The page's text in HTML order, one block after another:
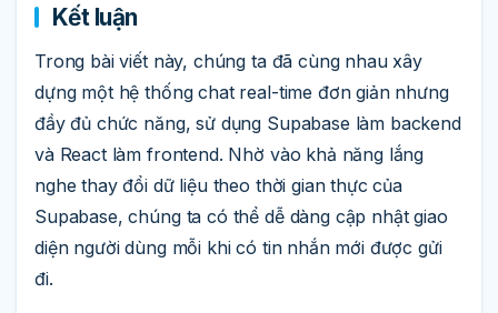
Kết luận
Trong bài viết này, chúng ta đã cùng nhau xây
dựng một hệ thống chat real-time đơn giản nhưng
đầy đủ chức năng, sử dụng Supabase làm backend
và React làm frontend. Nhờ vào khả năng lắng
nghe thay đổi dữ liệu theo thời gian thực của
Supabase, chúng ta có thể dễ dàng cập nhật giao
diện người dùng mỗi khi có tin nhắn mới được gửi
đi.